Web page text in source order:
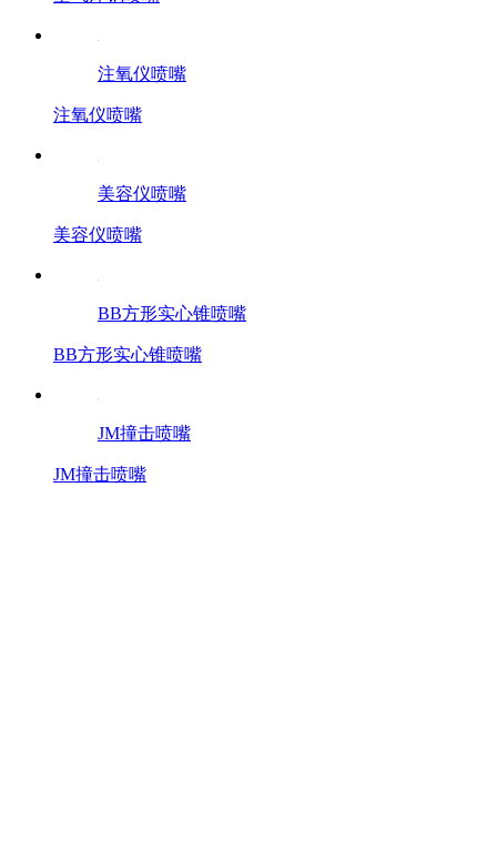
注氧仪喷嘴
注氧仪喷嘴
美容仪喷嘴
美容仪喷嘴
BB方形实心锥喷嘴
BB方形实心锥喷嘴
JM撞击喷嘴
JM撞击喷嘴